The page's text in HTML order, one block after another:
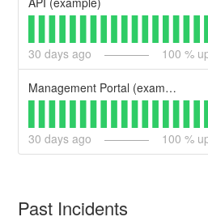
30 days ago 100 %
Management Portal (example)
30 days ago 100 %
Past Incidents